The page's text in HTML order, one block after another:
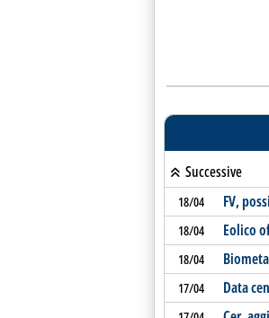
Successive
18/04 FV,
18/04 Eolico
18/04
17/04 Data